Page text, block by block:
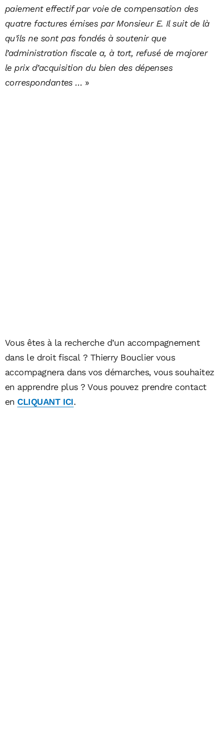
paiement effectif par voie de compensation des
quatre factures émises par Monsieur E. Il suit de là
qu’ils ne sont pas fondés à soutenir que
l’administration fiscale a, à tort, refusé de majorer
le prix d’acquisition du bien des dépenses
correspondantes … »
Vous êtes à la recherche d’un accompagnement
dans le droit fiscal ? Thierry Bouclier vous
accompagnera dans vos démarches, vous souhaitez
en apprendre plus ? Vous pouvez prendre contact
en CLIQUANT ICI.